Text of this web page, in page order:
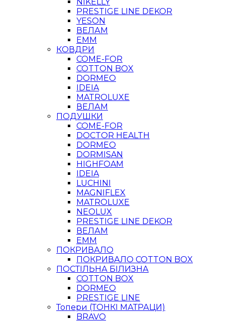
PRESTIGE LINE DEKOR
YESON
ВЕЛАМ
ЕММ
КОВДРИ
COME-FOR
COTTON BOX
DORMEO
IDEIA
MATROLUXE
ВЕЛАМ
ПОДУШКИ
COME-FOR
DOCTOR HEALTH
DORMEO
DORMISAN
HIGHFOAM
IDEIA
LUCHINI
MAGNIFLEX
MATROLUXE
NEOLUX
PRESTIGE LINE DEKOR
ВЕЛАМ
ЕММ
ПОКРИВАЛО
ПОКРИВАЛО COTTON BOX
ПОСТІЛЬНА БІЛИЗНА
COTTON BOX
DORMEO
PRESTIGE LINE
Топери (ТОНКІ МАТРАЦИ)
BRAVO